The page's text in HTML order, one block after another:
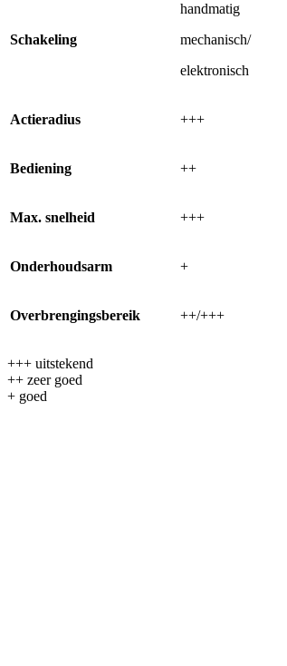
Schakeling
handmatig
mechanisch/
elektronisch
Actieradius +++
Bediening ++
Max. snelheid +++
Onderhoudsarm +
Overbrengingsbereik ++/+++
+++ uitstekend
++ zeer goed
+ goed